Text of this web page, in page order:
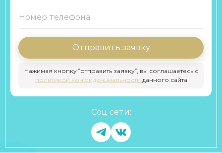
Отправить заявку
Нажимая кнопку “отправить заявку”, вы соглашаетесь с
политикой конфиденциальности данного сайта
Соц сети: